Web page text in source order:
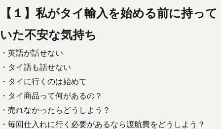
【１】私がタイ輸入を始める前に持って
いた不安な気持ち
・英語が話せない
・タイ語も話せない
・タイに行くのは始めて
・タイ商品って何があるの？
・売れなかったらどうしよう？
・毎回仕入れに行く必要があるなら渡航費をどうしよう？